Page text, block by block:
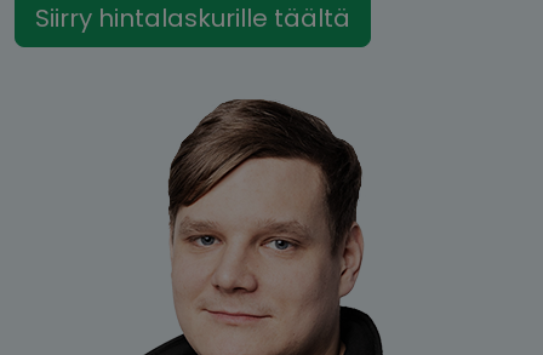
Siirry hintalaskurille täältä